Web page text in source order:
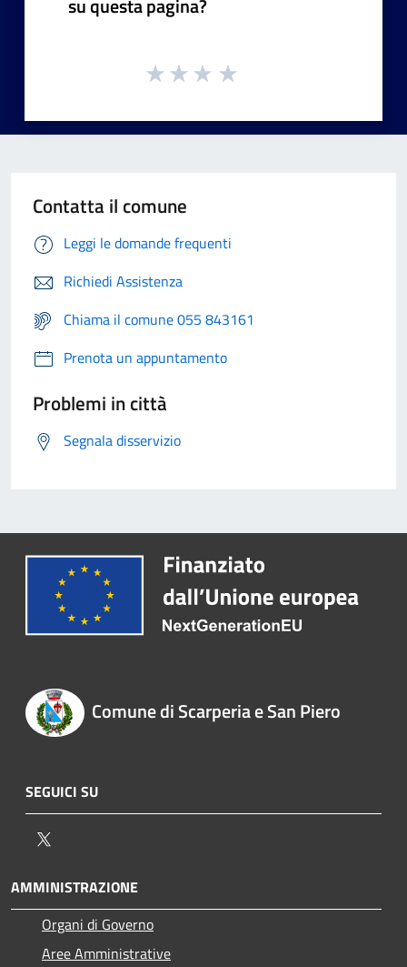
Contatta il comune
Leggi le domande frequenti
Richiedi Assistenza
Chiama il comune 055 843161
Prenota un appuntamento
Problemi in città
Segnala disservizio
Comune di Scarperia e San Piero
SEGUICI SU
AMMINISTRAZIONE
Organi di Governo
Aree Amministrative